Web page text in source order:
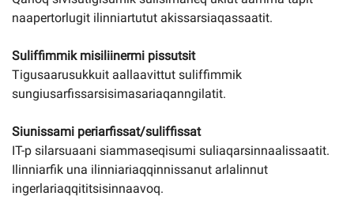
naapertorlugit ilinniartutut akissarsiaqassaatit.
Suliffimmik misiliinermi pissutsit
Tigusaarusukkuit aallaavittut suliffimmik
sungiusarfissarsisimasariaqanngilatit.
Siunissami periarfissat/suliffissat
IT-p silarsuaani siammaseqisumi suliaqarsinnaalissaatit.
Ilinniarfik una ilinniariaqqinnissanut arlalinnut
ingerlariaqqititsisinnaavoq.